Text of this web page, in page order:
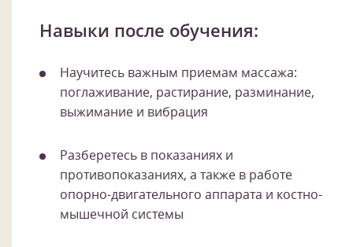
Навыки после обучения:
Научитесь важным приемам массажа:
поглаживание, растирание, разминание,
выжимание и вибрация
Разберетесь в показаниях и
противопоказаниях, а также в работе
опорно-двигательного аппарата и костно-
мышечной системы